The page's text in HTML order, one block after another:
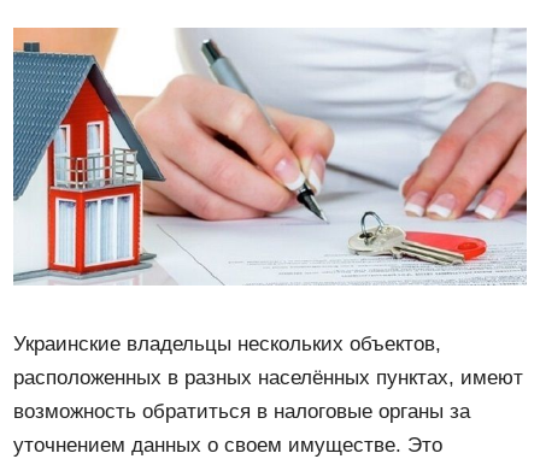
а
н
о
в
Украинские владельцы нескольких объектов,
расположенных в разных населённых пунктах, имеют
возможность обратиться в налоговые органы за
уточнением данных о своем имуществе. Это